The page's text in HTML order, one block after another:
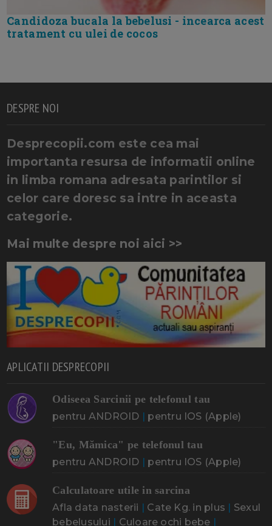
Candidoza bucala la bebelusi - incearca acest
tratament cu ulei de cocos
DESPRE NOI
Desprecopii.com este cea mai
importanta resursa de informatii online
in limba romana adresata parintilor si
celor care doresc sa intre in aceasta
categorie.
Mai multe despre noi aici >>
APLICATII DESPRECOPII
Odiseea Sarcinii pe telefonul tau
pentru ANDROID pentru IOS (Apple)
"Eu, Mămica" pe telefonul tau
pentru ANDROID pentru IOS (Apple)
Calculatoare utile in sarcina
Afla data nasterii Cate Kg. in plus
Sexul
bebelusului
Culoare ochi bebe